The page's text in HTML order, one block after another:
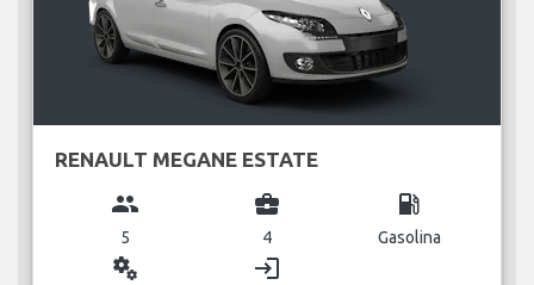
RENAULT MEGANE ESTATE
group
5
business_center
4
local_gas_station
Gasolina
miscellaneous_services login